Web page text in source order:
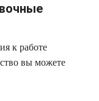
к работе
вы можете